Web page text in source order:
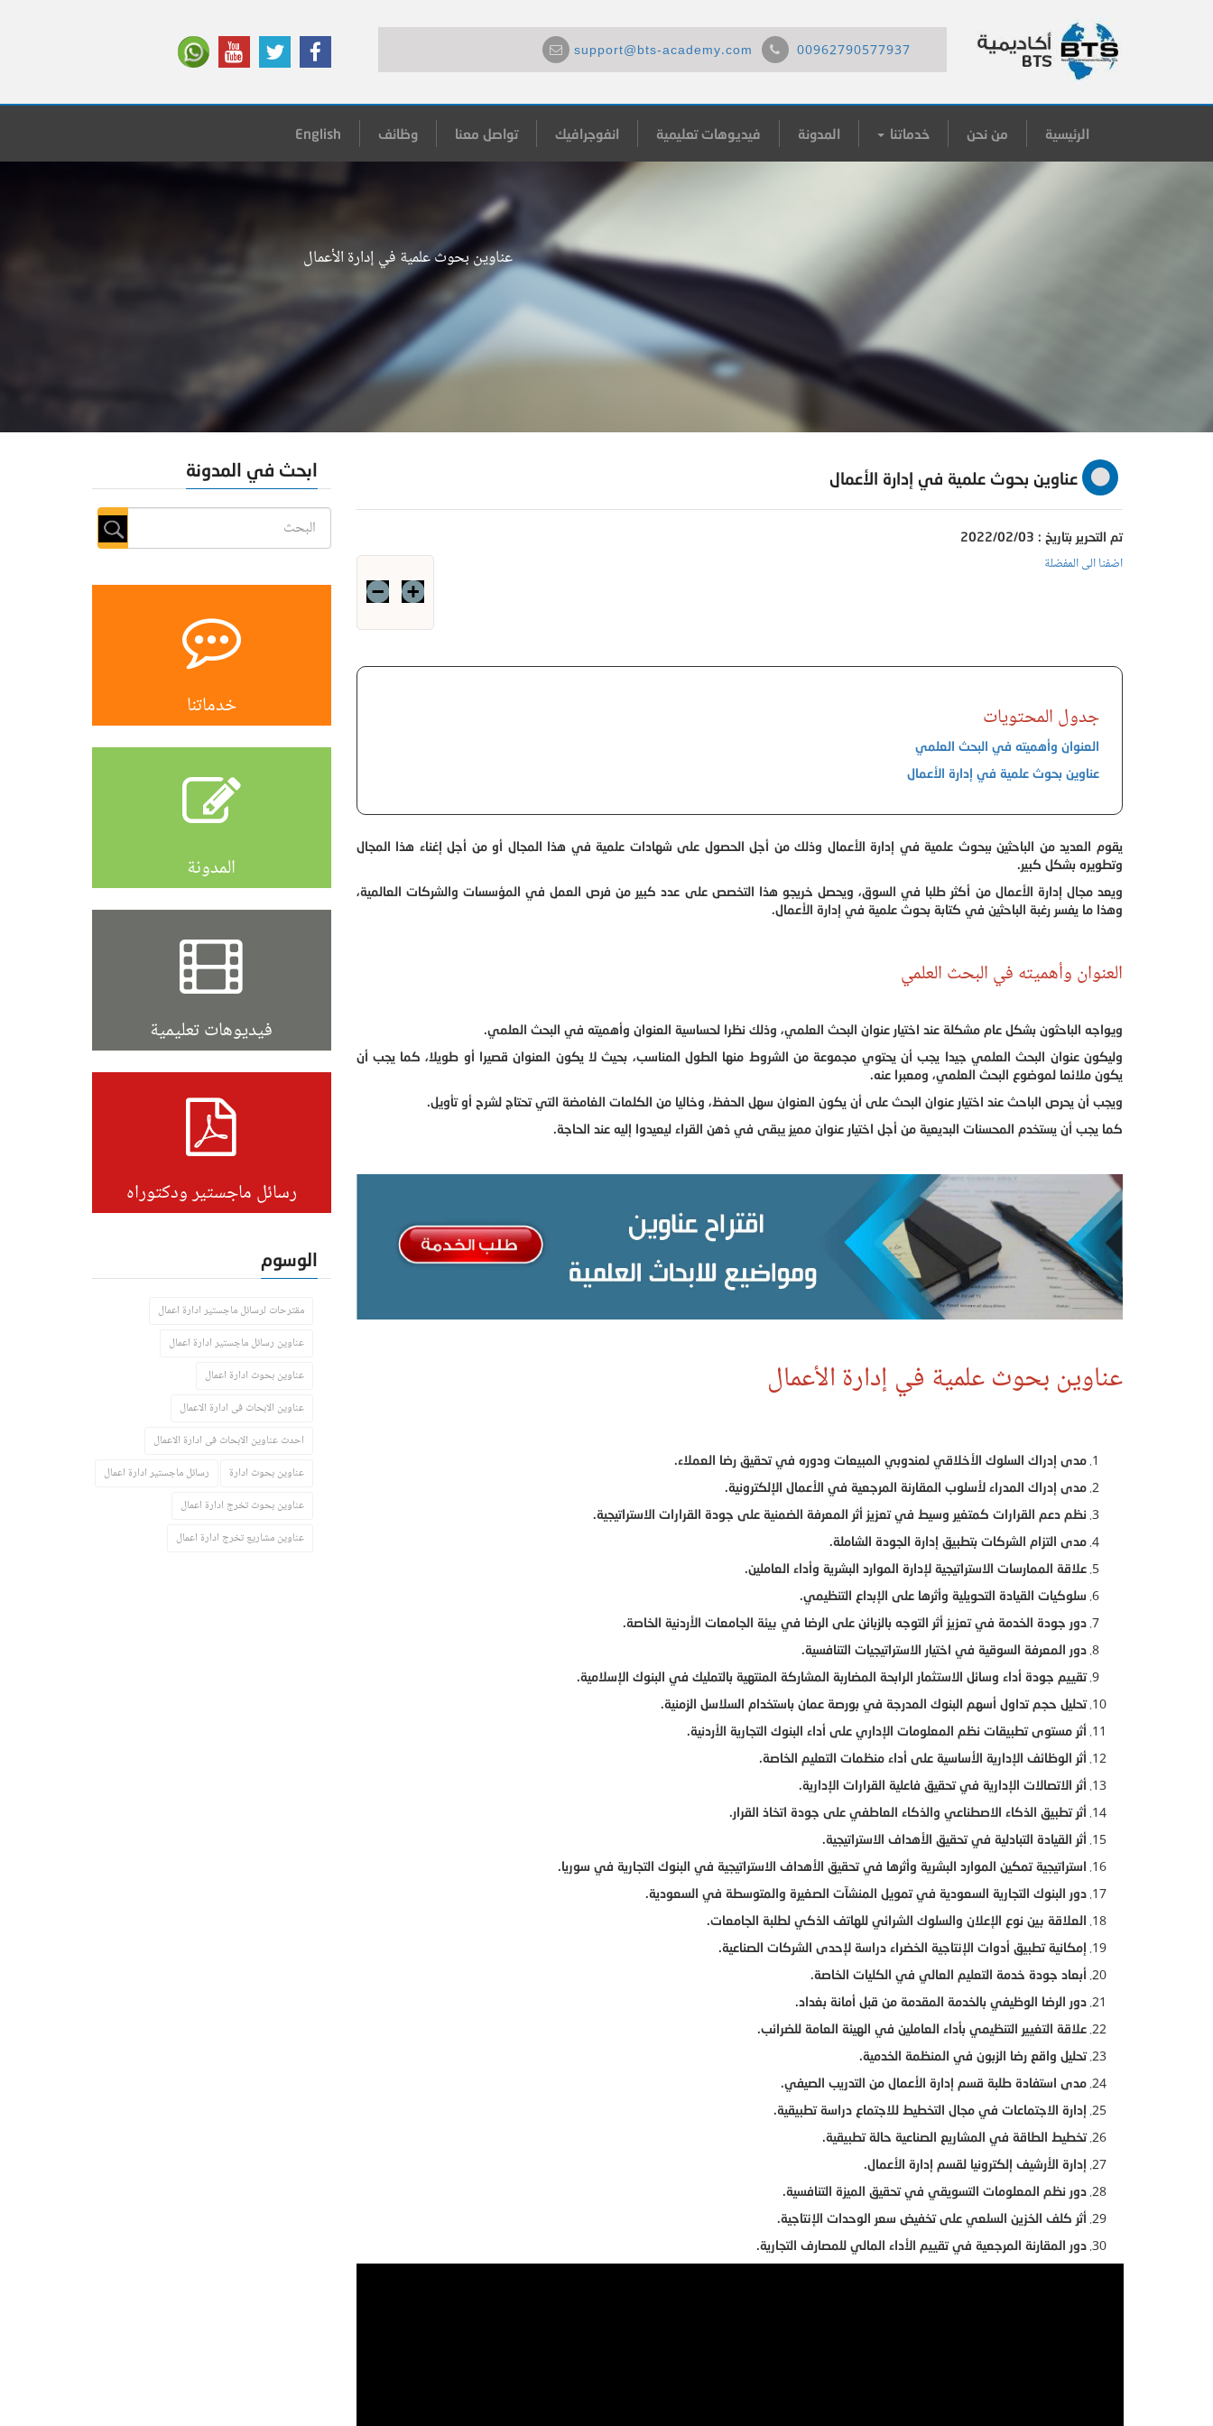
00962790577937
support@bts-academy.com
الرئيسية من نحن خدماتنا المدونة فيديوهات تعليمية انفوجرافيك تواصل معنا وظائف English
عناوين بحوث علمية في إدارة الأعمال
عناوين بحوث علمية في إدارة الأعمال
تم التحرير بتاريخ : 2022/02/03
اضفنا الى المفضلة
جدول المحتويات
العنوان وأهميته في البحث العلمي
عناوين بحوث علمية في إدارة الأعمال
يقوم العديد من الباحثين ببحوث علمية في إدارة الأعمال وذلك من أجل الحصول على شهادات علمية في هذا المجال أو من أجل إغناء هذا المجال
وتطويره بشكل كبير.
ويعد مجال إدارة الأعمال من أكثر طلبا في السوق، ويحصل خريجو هذا التخصص على عدد كبير من فرص العمل في المؤسسات والشركات العالمية،
وهذا ما يفسر رغبة الباحثين في كتابة بحوث علمية في إدارة الأعمال.
العنوان وأهميته في البحث العلمي
ويواجه الباحثون بشكل عام مشكلة عند اختيار عنوان البحث العلمي، وذلك نظرا لحساسية العنوان وأهميته في البحث العلمي.
وليكون عنوان البحث العلمي جيدا يجب أن يحتوي مجموعة من الشروط منها الطول المناسب، بحيث لا يكون العنوان قصيرا أو طويلا، كما يجب أن
يكون ملائما لموضوع البحث العلمي، ومعبرا عنه.
ويجب أن يحرص الباحث عند اختيار عنوان البحث على أن يكون العنوان سهل الحفظ، وخاليا من الكلمات الغامضة التي تحتاج لشرح أو تأويل.
كما يجب أن يستخدم المحسنات البديعية من أجل اختيار عنوان مميز يبقى في ذهن القراء ليعيدوا إليه عند الحاجة.
عناوين بحوث علمية في إدارة الأعمال
مدى إدراك السلوك الأخلاقي لمندوبي المبيعات ودوره في تحقيق رضا العملاء.
مدى إدراك المدراء لأسلوب المقارنة المرجعية في الأعمال الإلكترونية.
نظم دعم القرارات كمتغير وسيط في تعزيز أثر المعرفة الضمنية على جودة القرارات الاستراتيجية.
مدى التزام الشركات بتطبيق إدارة الجودة الشاملة.
علاقة الممارسات الاستراتيجية لإدارة الموارد البشرية وأداء العاملين.
سلوكيات القيادة التحويلية وأثرها على الإبداع التنظيمي.
دور جودة الخدمة في تعزيز أثر التوجه بالزبائن على الرضا في بيئة الجامعات الأردنية الخاصة.
دور المعرفة السوقية في اختيار الاستراتيجيات التنافسية.
تقييم جودة أداء وسائل الاستثمار الرابحة المضاربة المشاركة المنتهية بالتمليك في البنوك الإسلامية.
تحليل حجم تداول أسهم البنوك المدرجة في بورصة عمان باستخدام السلاسل الزمنية.
أثر مستوى تطبيقات نظم المعلومات الإداري على أداء البنوك التجارية الأردنية.
أثر الوظائف الإدارية الأساسية على أداء منظمات التعليم الخاصة.
أثر الاتصالات الإدارية في تحقيق فاعلية القرارات الإدارية.
أثر تطبيق الذكاء الاصطناعي والذكاء العاطفي على جودة اتخاذ القرار.
أثر القيادة التبادلية في تحقيق الأهداف الاستراتيجية.
استراتيجية تمكين الموارد البشرية وأثرها في تحقيق الأهداف الاستراتيجية في البنوك التجارية في سوريا.
دور البنوك التجارية السعودية في تمويل المنشآت الصغيرة والمتوسطة في السعودية.
العلاقة بين نوع الإعلان والسلوك الشرائي للهاتف الذكي لطلبة الجامعات.
إمكانية تطبيق أدوات الإنتاجية الخضراء دراسة لإحدى الشركات الصناعية.
أبعاد جودة خدمة التعليم العالي في الكليات الخاصة.
دور الرضا الوظيفي بالخدمة المقدمة من قبل أمانة بغداد.
علاقة التغيير التنظيمي بأداء العاملين في الهيئة العامة للضرائب.
تحليل واقع رضا الزبون في المنظمة الخدمية.
مدى استفادة طلبة قسم إدارة الأعمال من التدريب الصيفي.
إدارة الاجتماعات في مجال التخطيط للاجتماع دراسة تطبيقية.
تخطيط الطاقة في المشاريع الصناعية حالة تطبيقية.
إدارة الأرشيف إلكترونيا لقسم إدارة الأعمال.
دور نظم المعلومات التسويقي في تحقيق الميزة التنافسية.
أثر كلف الخزين السلعي على تخفيض سعر الوحدات الإنتاجية.
دور المقارنة المرجعية في تقييم الأداء المالي للمصارف التجارية.
ابحث في المدونة
خدماتنا
المدونة
فيديوهات تعليمية
رسائل ماجستير ودكتوراه
الوسوم
مقترحات لرسائل ماجستير ادارة اعمال
عناوين رسائل ماجستير ادارة اعمال
عناوين بحوث ادارة اعمال
عناوين الابحاث فى ادارة الاعمال
احدث عناوين الابحاث فى ادارة الاعمال
عناوين بحوث ادارة
رسائل ماجستير ادارة اعمال
عناوين بحوث تخرج ادارة اعمال
عناوين مشاريع تخرج ادارة اعمال